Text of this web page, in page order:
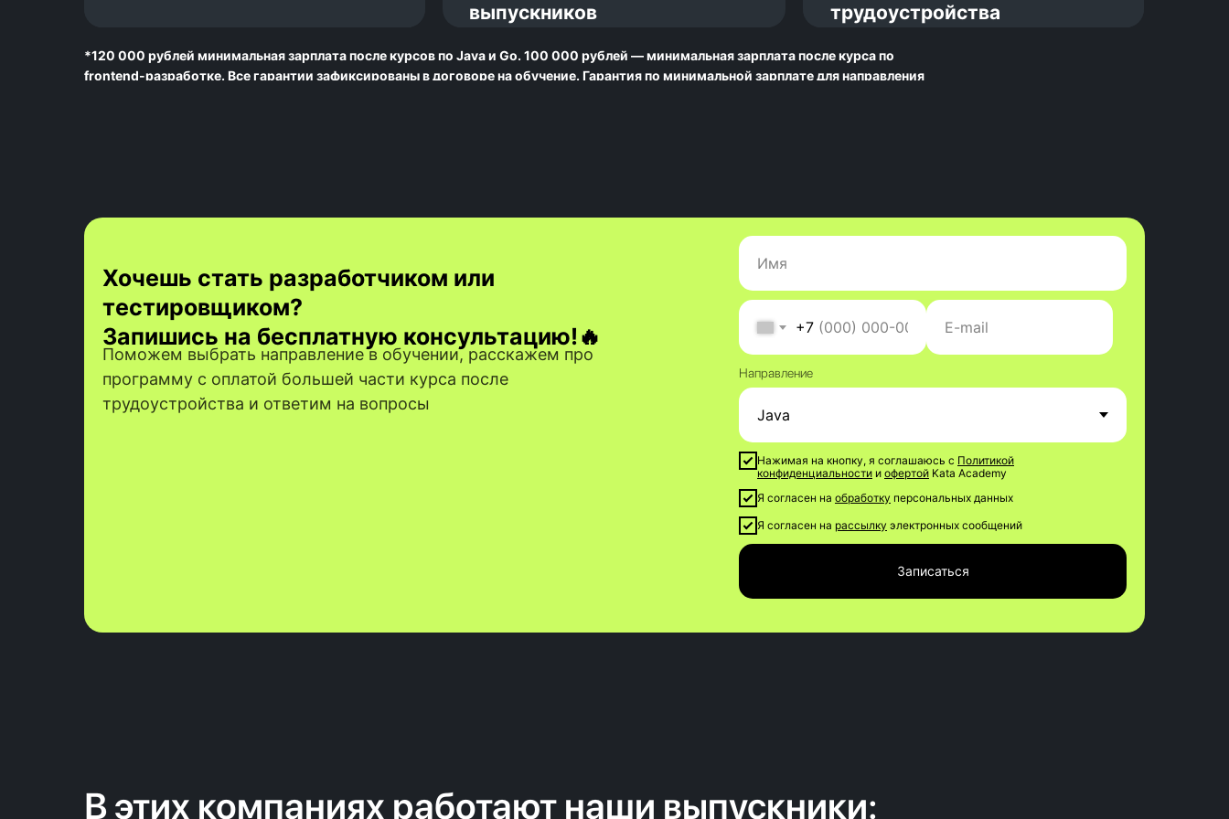
*120 000 рублей минимальная зарплата после курсов по Java и Go. 100 000 рублей — минимальная зарплата после курса по
frontend-разработке. Все гарантии зафиксированы в договоре на обучение. Гарантия по минимальной зарплате для направления
года
выпускников
трудоустройства
Хочешь стать разработчиком или
тестировщиком?
Запишись на бесплатную консультацию!🔥
Поможем выбрать направление в обучении, расскажем про
программу с оплатой большей части курса после
трудоустройства и ответим на вопросы
+7
Направление
Нажимая на кнопку, я соглашаюсь с Политикой
конфиденциальности и офертой Kata Academy
Я согласен на обработку персональных данных
Я согласен на рассылку электронных сообщений
Записаться
В этих компаниях работают наши выпускники: